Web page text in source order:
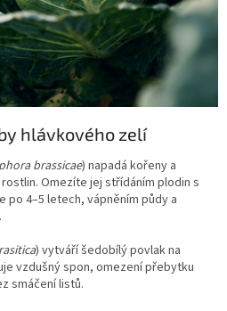
hlávkového zelí
brassicae) napadá kořeny a
Omezíte jej střídáním plodin s
4–5 letech, vápněním půdy a
) vytváří šedobílý povlak na
vzdušný spon, omezení přebytku
smáčení listů.